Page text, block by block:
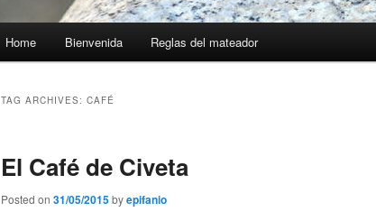
Home Bienvenida Reglas del mateador
TAG ARCHIVES: CAFÉ
El Café de Civeta
Posted on 31/05/2015byepifanio